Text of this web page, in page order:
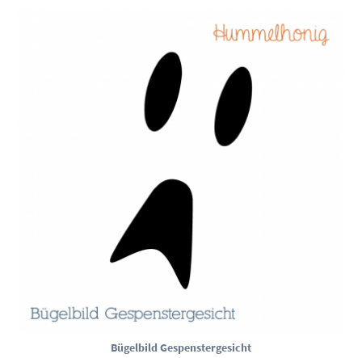
Bügelbild Gespenstergesicht